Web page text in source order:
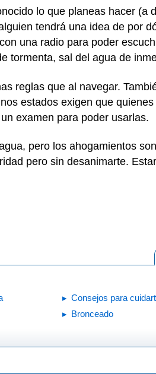
lo que planeas hacer (a
tendrá una idea de por
una radio para poder
tormenta, sal del agua de
reglas que al navegar.
estados exigen que
examen para poder usarlas.
pero los ahogamientos
pero sin desanimarte.
Consejos para
Bronceado